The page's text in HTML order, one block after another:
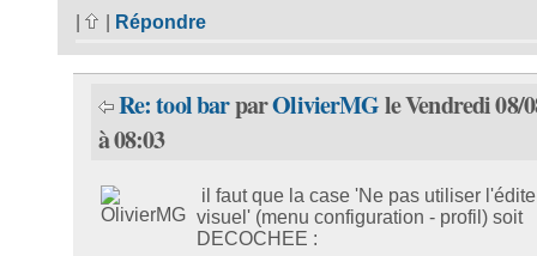
Répondre
Re: tool barparOlivierMGle Vendredi 08/
à 08:03
il faut que la case 'Ne pas utiliser
visuel' (menu configuration - profil) soit
DECOCHEE :